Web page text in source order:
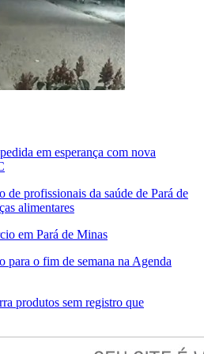
em esperança com nova
de profissionais da saúde de Pará de
alimentares
em Pará de Minas
para o fim de semana na Agenda
produtos sem registro que